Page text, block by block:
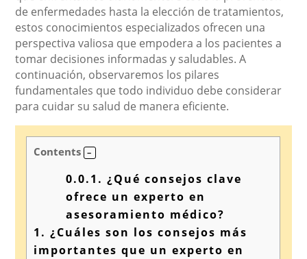
de enfermedades hasta la elección de tratamientos,
estos conocimientos especializados ofrecen una
perspectiva valiosa que empodera a los pacientes a
tomar decisiones informadas y saludables. A
continuación, observaremos los pilares
fundamentales que todo individuo debe considerar
para cuidar su salud de manera eficiente.
Contents
0.0.1. ¿Qué consejos clave
ofrece un experto en
asesoramiento médico?
1. ¿Cuáles son los consejos más
importantes que un experto en